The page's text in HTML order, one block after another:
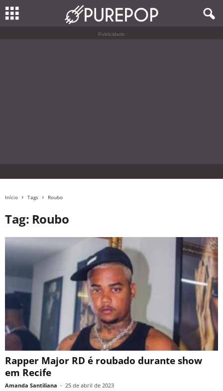
Publicidade
Início Tags Roubo
Tag: Roubo
Rapper Major RD é roubado durante show
em Recife
Amanda Santiliana - 25 de abril de 2023